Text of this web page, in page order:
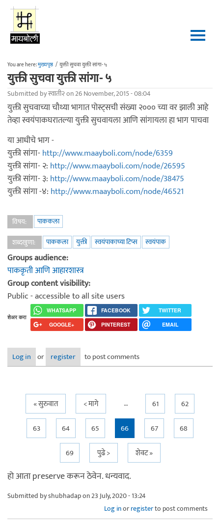
Skip to main content
You are here:मुख्यपृष्ठ / युक्ती सुचवा युक्ती सांगा- ५
युक्ती सुचवा युक्ती सांगा- ५
Submitted byस्वाती२on 26 November, 2015 - 08:04
युक्ती सुचवाच्या चौथ्या भागात पोस्ट्सची संख्या २००० च्या वर झाली आहे
तेव्हा स्वयंपाकघरातल्या युक्ती सुचवायला आणि सांगायला हा भाग पाचवा
या आधीचे भाग -
युक्ती सांगा-http://www.maayboli.com/node/6359
युक्ती सांगा- २: http://www.maayboli.com/node/26595
युक्ती सांगा- ३: http://www.maayboli.com/node/38475
युक्ती सांगा -४: http://www.maayboli.com/node/46521
विषय:
पाककला
शब्दखुणा:
पाककला युक्ती स्वयंपाकाच्या टिप्स स्वयंपाक
Groups audience:
पाककृती आणि आहारशास्त्र
Group content visibility:
Public - accessible to all site users
शेअर करा
WHATSAPP FACEBOOK
TWITTER
GOOGLE+
PINTEREST EMAIL
Log in or register to post comments
Pages« सुरुवात < मागे … 61
62
63
64 65 66 67
68
69
पुढे > शेवट »
हो आता preserve करून ठेवेन. धन्यवाद.
Submitted byshubhadapon 23 July, 2020 - 13:24
Log inorregisterto post comments